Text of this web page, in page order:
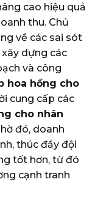
cao hiệu quả
thu. Chủ
về các sai sót
dựng các
và công
hoa hồng cho
cung cấp các
cho nhân
đó, doanh
thúc đẩy đội
tốt hơn, từ đó
cạnh tranh